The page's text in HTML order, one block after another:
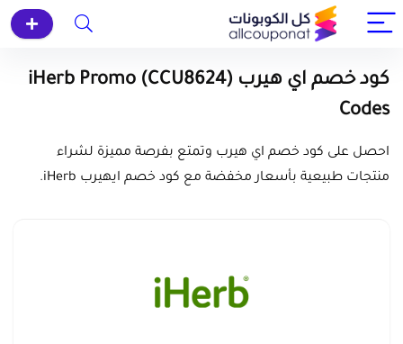
كود خصم اي هيرب (CCU8624) iHerb Promo
Codes
احصل على كود خصم اي هيرب وتمتع بفرصة مميزة لشراء
منتجات طبيعية بأسعار مخفضة مع كود خصم ايهيرب iHerb.